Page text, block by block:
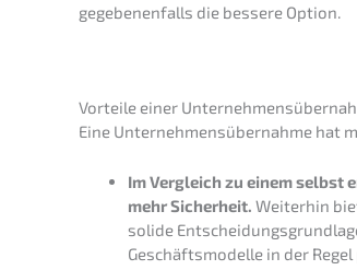
gegebe­nen­falls die besse­re Option.
Vortei­le einer
Eine Unter­neh­mens­über­nah­me hat
Im Vergleich zu einem
mehr Sicher­heit. Weiter­hin
solide
Geschäfts­mo­del­le in der